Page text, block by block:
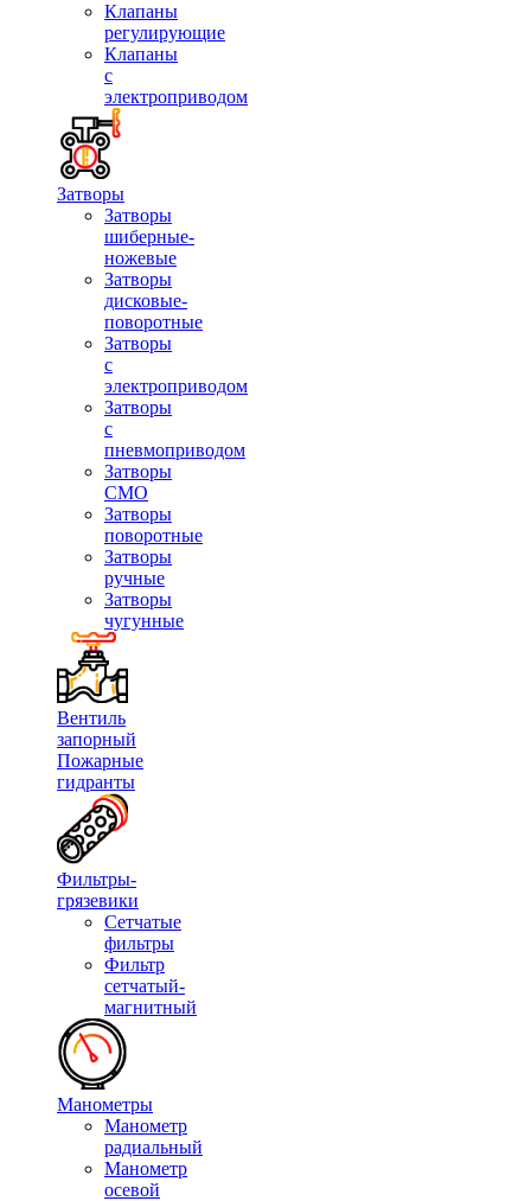
Клапаны
регулирующие
Клапаны
с
электроприводом
Затворы
Затворы
шиберные-
ножевые
Затворы
дисковые-
поворотные
Затворы
с
электроприводом
Затворы
с
пневмоприводом
Затворы
СМО
Затворы
поворотные
Затворы
ручные
Затворы
чугунные
Вентиль
запорный
Пожарные
гидранты
Фильтры-
грязевики
Сетчатые
фильтры
Фильтр
сетчатый-
магнитный
Манометры
Манометр
радиальный
Манометр
осевой